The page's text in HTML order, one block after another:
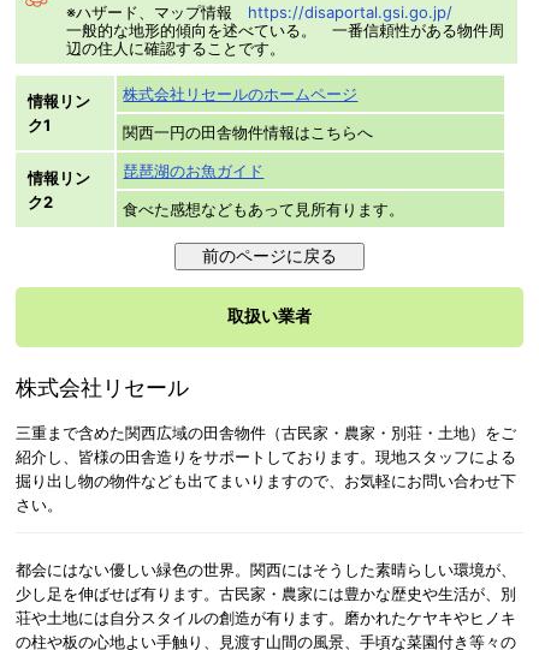
※ハザード、マップ情報 https://disaportal.gsi.go.jp/
一般的な地形的傾向を述べている。 一番信頼性がある物件周
辺の住人に確認することです。
情報リン
ク1
株式会社リセールのホームページ
関西一円の田舎物件情報はこちらへ
情報リン
ク2
琵琶湖のお魚ガイド
食べた感想などもあって見所有ります。
取扱い業者
株式会社リセール
三重まで含めた関西広域の田舎物件（古民家・農家・別荘・土地）をご
紹介し、皆様の田舎造りをサポートしております。現地スタッフによる
掘り出し物の物件なども出てまいりますので、お気軽にお問い合わせ下
さい。
都会にはない優しい緑色の世界。関西にはそうした素晴らしい環境が、
少し足を伸ばせば有ります。古民家・農家には豊かな歴史や生活が、別
荘や土地には自分スタイルの創造が有ります。磨かれたケヤキやヒノキ
の柱や板の心地よい手触り、見渡す山間の風景、手頃な菜園付き等々の